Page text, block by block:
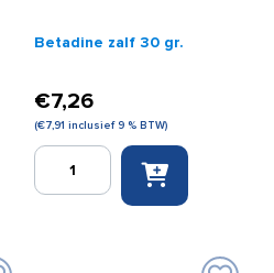
Betadine zalf 30 gr.
€7,26
(€7,91 inclusief 9 % BTW)
Betadine